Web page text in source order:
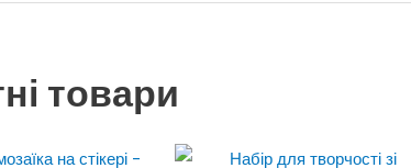
товари